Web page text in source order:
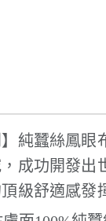
】純蠶絲鳳眼
成功開發出
級舒適感發